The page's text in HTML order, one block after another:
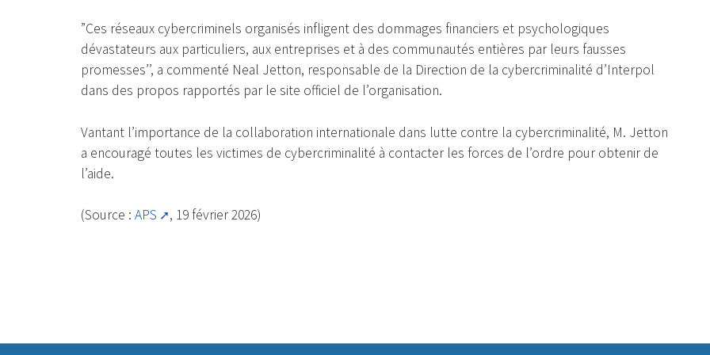
”Ces réseaux cybercriminels organisés infligent des dommages financiers et psychologiques
dévastateurs aux particuliers, aux entreprises et à des communautés entières par leurs fausses
promesses’’, a commenté Neal Jetton, responsable de la Direction de la cybercriminalité d’Interpol
dans des propos rapportés par le site officiel de l’organisation.
Vantant l’importance de la collaboration internationale dans lutte contre la cybercriminalité, M. Jetton
a encouragé toutes les victimes de cybercriminalité à contacter les forces de l’ordre pour obtenir de
l’aide.
(Source : APS , 19 février 2026)